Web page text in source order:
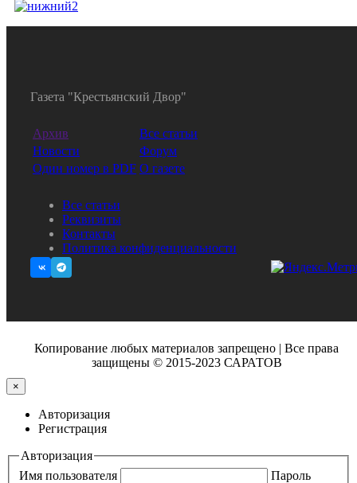
Газета "Крестьянский Двор"
Архив
Все статьи
Новости
Форум
Один номер в PDF О газете
Все статьи
Реквизиты
Контакты
Политика конфиденциальности
Копирование любых материалов запрещено | Все права
защищены © 2015-2023 САРАТОВ
×
Авторизация
Регистрация
Авторизация
Имя пользователя
Пароль